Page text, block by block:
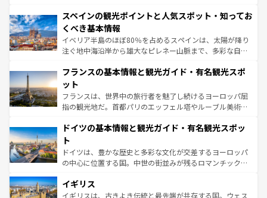
ろん、トスカーナの美しい田園風景やアマルフィ海岸の絶
景など、自然景観も見逃せない。観光の合間には、本場の
ピザやパスタなど、絶品のイタリア料理を堪能することも
できる。朝目覚めてから夜眠るまで、すべての瞬間を楽し
なお、新着のイタリア情報はコンテンツ一覧を参照してほ
しい。
スペインの観光ポイントと人気スポット・知ってお
くべき基本情報
イベリア半島のほぼ80％を占めるスペインは、太陽が降り
注ぐ地中海沿岸から雄大なピレネー山脈まで、多彩な自然
文化が根付くこの国では、情熱的なフラメンコ、熱気あふ
れる闘牛、そして美味しいタパスが生活の一部となってい
る。首都マドリードの洗練された雰囲気や、バルセロナの
アートに溢れた街角から、地方では古代ローマ遺跡や中世
せる。地方によって風土や気候が異なるスペインはその個
ンテンツ一覧 を参照してほしい。
フランスの基本情報と観光ガイド・有名観光スポ
ット
フランスは、世界中の旅行者を魅了し続けるヨーロッパ屈
指の観光地だ。首都パリのエッフェル塔やルーブル美術館
で、幅広い魅力が詰まっている。華麗な宮殿、歴史的な大
聖堂、美しいビーチ、そして豊かな自然が、訪れる者を心
から魅了する。また、フランスは美食の国としても知ら
れ、フランス料理はユネスコ無形文化遺産にも登録されて
香り高いラベンダー畑など、多彩な楽しみ方が可能だ。さ
らに、パリ以外の地域にも魅力が溢れており、どの街角に
ドイツの基本情報と観光ガイド・有名観光スポッ
ト
ドイツは、豊かな歴史と多彩な文化が交差するヨーロッパ
の中心に位置する国。中世の街並みが残るロマンチック街
顔を持つこの国は、どこを歩いても飽きることがない。ベ
ルリンの文化的活気、バイエルン州のアルプスの絶景、そ
イギリス
イギリスは、古きよき伝統と最先端が共存する国。ウェス